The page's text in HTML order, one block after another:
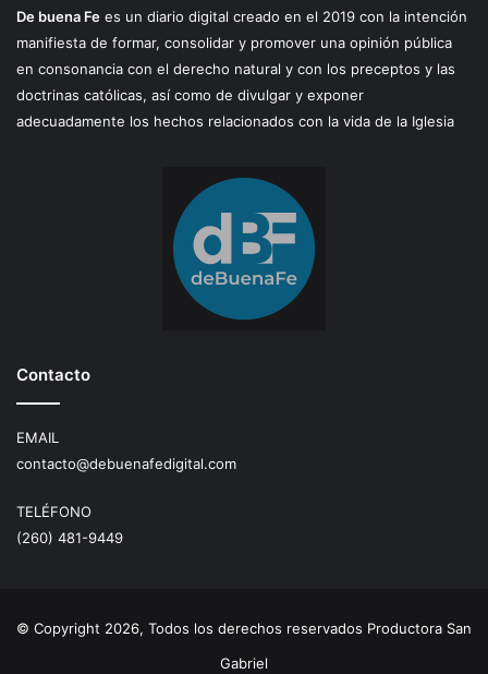
De buena Fe es un diario digital creado en el 2019 con la intención
manifiesta de formar, consolidar y promover una opinión pública
en consonancia con el derecho natural y con los preceptos y las
doctrinas católicas, así como de divulgar y exponer
adecuadamente los hechos relacionados con la vida de la Iglesia
Contacto
EMAIL
contacto@debuenafedigital.com
TELÉFONO
(260) 481-9449
© Copyright 2026, Todos los derechos reservados Productora San
Gabriel